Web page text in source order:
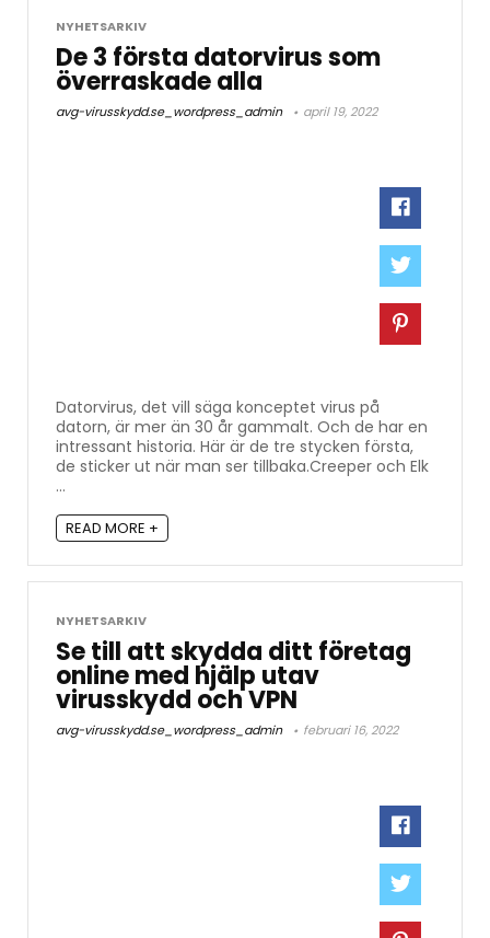
NYHETSARKIV
De 3 första datorvirus som
överraskade alla
avg-virusskydd.se_wordpress_admin april 19, 2022
Datorvirus, det vill säga konceptet virus på
datorn, är mer än 30 år gammalt. Och de har en
intressant historia. Här är de tre stycken första,
de sticker ut när man ser tillbaka.Creeper och Elk
...
READ MORE +
NYHETSARKIV
Se till att skydda ditt företag
online med hjälp utav
virusskydd och VPN
avg-virusskydd.se_wordpress_admin februari 16, 2022